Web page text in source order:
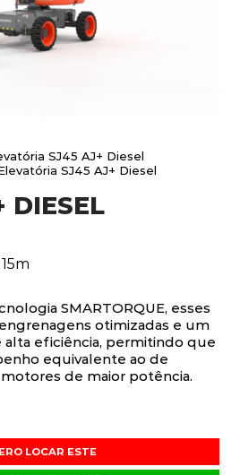
SJ45 AJ+ Diesel
SJ45 AJ+ Diesel
DIESEL
SMARTORQUE, esses
otimizadas e um
eficiência, permitindo que
equivalente ao de
de maior potência.
LOCAR ESTE